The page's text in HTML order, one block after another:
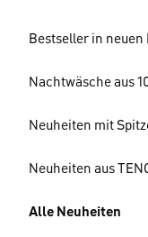
Bestseller in neuen
Nachtwäsche aus
Neuheiten mit
Neuheiten aus
Alle Neuheiten